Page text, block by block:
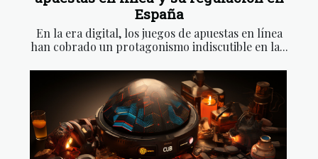
España
En la era digital, los juegos de apuestas en línea
han cobrado un protagonismo indiscutible en la...